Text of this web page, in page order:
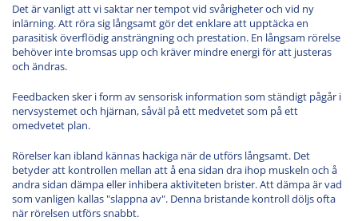
Det är vanligt att vi saktar ner tempot vid svårigheter och vid ny
inlärning. Att röra sig långsamt gör det enklare att upptäcka en
parasitisk överflödig ansträngning och prestation. En långsam rörelse
behöver inte bromsas upp och kräver mindre energi för att justeras
och ändras.
Feedbacken sker i form av sensorisk information som ständigt pågår i
nervsystemet och hjärnan, såväl på ett medvetet som på ett
omedvetet plan.
Rörelser kan ibland kännas hackiga när de utförs långsamt. Det
betyder att kontrollen mellan att å ena sidan dra ihop muskeln och å
andra sidan dämpa eller inhibera aktiviteten brister. Att dämpa är vad
som vanligen kallas "slappna av". Denna bristande kontroll döljs ofta
när rörelsen utförs snabbt.